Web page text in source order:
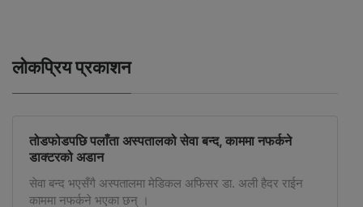
लोकप्रिय प्रकाशन
तोडफोडपछि पलाँता अस्पतालको सेवा बन्द, काममा नफर्कने
डाक्टरको अडान
सेवा बन्द भएसँगै अस्पतालमा मेडिकल अफिसर डा. अली हैदर राईन
काममा नफर्कने भएका छन् ।